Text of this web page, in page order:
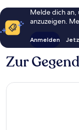
Melde dich an,
anzuzeigen.
Anmelden
Zur Gegend